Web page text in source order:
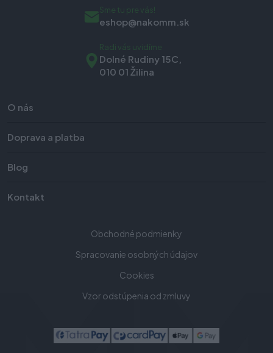
O nás
Doprava a platba
Blog
Kontakt
Obchodné podmienky
Spracovanie osobných údajov
Cookies
Vzor odstúpenia od zmluvy
Sme tu pre vás!
eshop@nakomm.sk
Radi vás uvidíme
Dolné Rudiny 15C,
010 01 Žilina